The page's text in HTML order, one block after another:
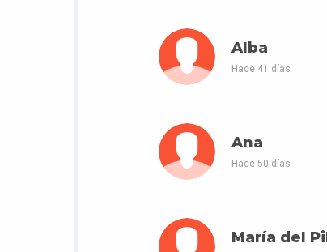
Alba
Hace 41 días
Ana
Hace 50 días
María del